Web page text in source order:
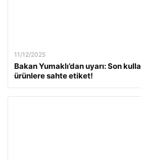
11/12/2025
Bakan Yumaklı’dan uyarı: Son
ürünlere sahte etiket!